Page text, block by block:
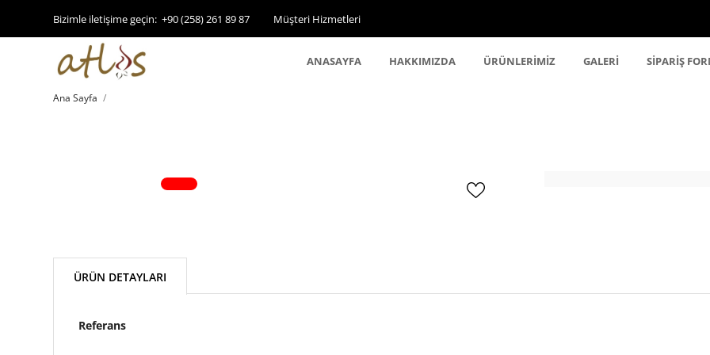
Bizimle iletişime geçin: +90 (258) 261 89 87 Müşteri Hizmetleri
ANASAYFA HAKKIMIZDA ÜRÜNLERİMİZ GALERİ SİPARİŞ
Ana Sayfa
ÜRÜN DETAYLARI
Referans